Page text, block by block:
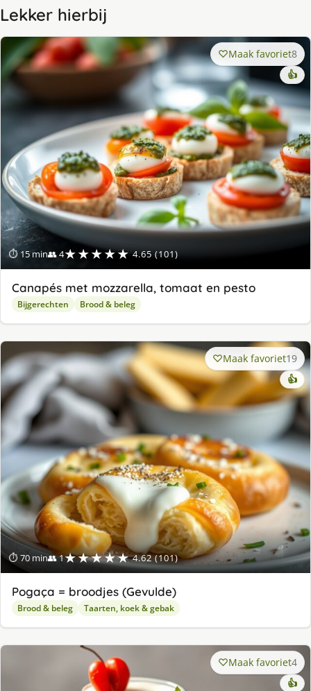
Lekker hierbij
⏱ 15 min👥 4★★★★★ 4.65 (101)
Maak favoriet8
👍
Canapés met mozzarella, tomaat en pesto
Bijgerechten Brood & beleg
⏱ 70 min👥 1★★★★★ 4.62 (101)
Maak favoriet19
👍
Pogaça = broodjes (Gevulde)
Brood & beleg Taarten, koek & gebak
Maak favoriet4
👍